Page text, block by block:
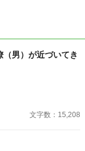
男）が近づいてき
文字数：15,208